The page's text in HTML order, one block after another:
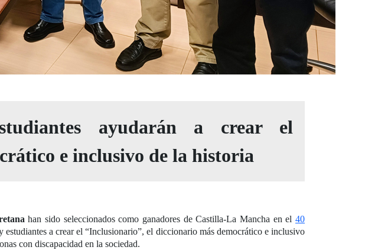
ayudarán a crear el
e inclusivo de la historia
han sido seleccionados como ganadores de Castilla-La Mancha en el40
estudiantes a crear el “Inclusionario”, el diccionario más democrático e inclusivo
con discapacidad en la sociedad.